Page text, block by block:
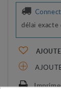
délai